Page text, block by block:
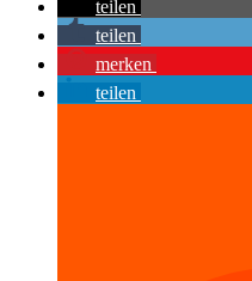
teilen
teilen
merken
teilen